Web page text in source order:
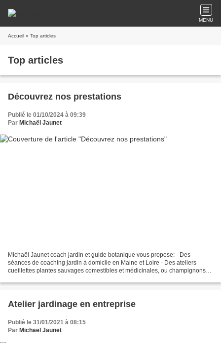
MENU
Accueil » Top articles
Top articles
Découvrez nos prestations
Publié le 01/10/2024 à 09:39
Par Michaël Jaunet
Michaël Jaunet coach jardin et guide botanique vous propose: - Des
séances de coaching jardin à domicile en Maine et Loire - Des ateliers
cueillettes plantes sauvages comestibles et médicinales, ou champignons
Atelier jardinage en entreprise
Publié le 31/01/2021 à 08:15
Par Michaël Jaunet